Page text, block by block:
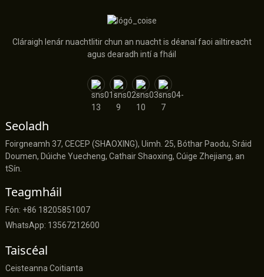
Cláraigh lenár nuachtlitir chun an nuacht is déanaí faoi ailtireacht
agus dearadh intí a fháil
Seoladh
Foirgneamh 37, CECEP (SHAOXING), Uimh. 25, Bóthar Paodu, Sráid
Doumen, Dúiche Yuecheng, Cathair Shaoxing, Cúige Zhejiang, an
tSín.
Teagmháil
Fón: +86 18205851007
WhatsApp: 13567212600
Taiscéal
Ceisteanna Coitianta